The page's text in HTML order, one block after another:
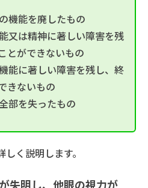
機能を廃したもの
又は精神に著しい障害を残
とができないもの
能に著しい障害を残し、終
きないもの
部を失ったもの
く説明します。
失明し、他眼の視力が